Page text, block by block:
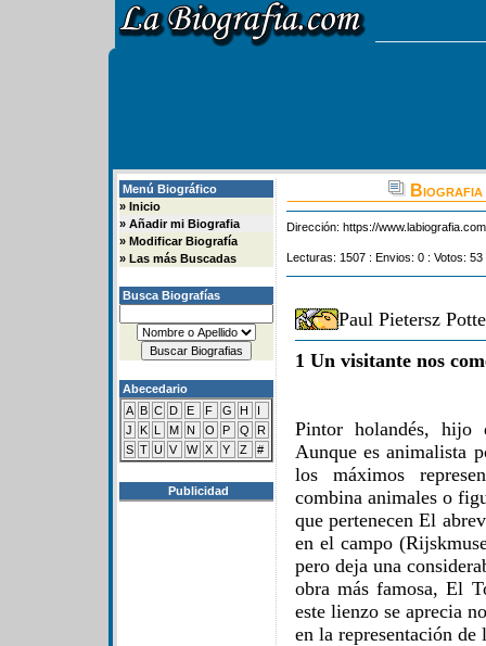
Menú Biográfico
» Inicio
» Añadir mi Biografia
» Modificar Biografía
» Las más Buscadas
Busca Biografías
Abecedario
A B C D E F G H
I
J
K L M N O P Q
R
S T U V W X Y Z #
Publicidad
Dirección: https://
Lecturas: 1507 : Envios: 0 : Votos:
Paul Pietersz
1 Un visitante nos
Pintor holandés, hijo
Aunque es animalista
los máximos
combina animales o
que pertenecen El
en el campo
pero deja una
obra más famosa, El
este lienzo se aprecia
en la representación de